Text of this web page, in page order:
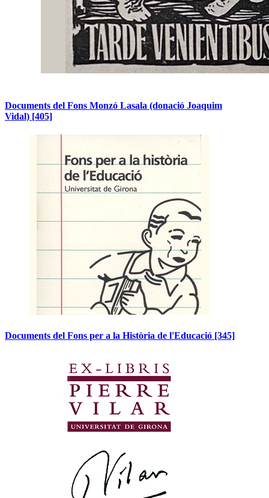
Documents del Fons Monzó Lasala (donació Joaquim
Vidal) [405]
Documents del Fons per a la Història de l'Educació [345]